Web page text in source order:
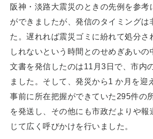
阪神・淡路大震災のときの先例を参考
ができましたが、発信のタイミングは
た。遅れれば震災ゴミに紛れて処分さ
しれないという時間とのせめぎあいの
文書を発信したのは11月3日で、市内
ました。そして、発災から1 か月を迎
事前に所在把握ができていた295件の
を発送し、その他にも市政だよりや報
じて広く呼びかけを行いました。